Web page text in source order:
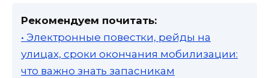
Рекомендуем почитать:
• Электронные повестки, рейды на
улицах, сроки окончания мобилизации:
что важно знать запасникам